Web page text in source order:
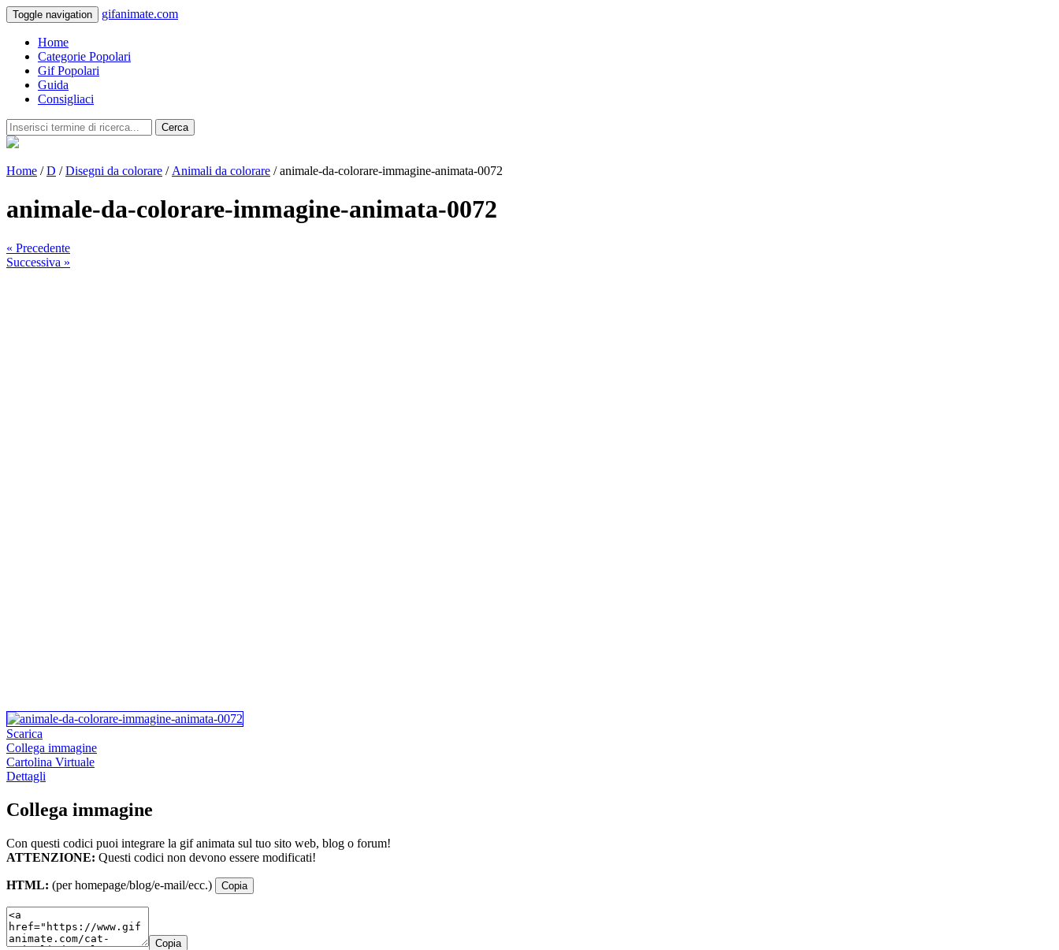
Toggle navigation gifanimate.com
Home
Categorie Popolari
Gif Popolari
Guida
Consigliaci
Cerca
Home /D /Disegni da colorare / Animali da colorare / animale-da-colorare-immagine-animata-0072
animale-da-colorare-immagine-animata-0072
« Precedente
Successiva »
Scarica
Collega immagine
Cartolina Virtuale
Dettagli
Collega immagine
Con questi codici puoi integrare la gif animata sul tuo sito web, blog o forum!
ATTENZIONE: Questi codici non devono essere modificati!
HTML: (per homepage/blog/e-mail/ecc.) Copia
Copia